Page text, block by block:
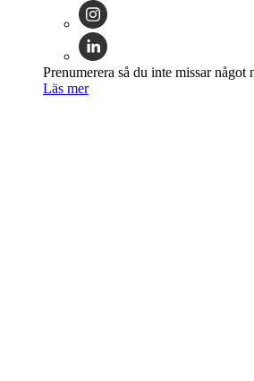
Prenumerera så du inte missar något
Läs mer